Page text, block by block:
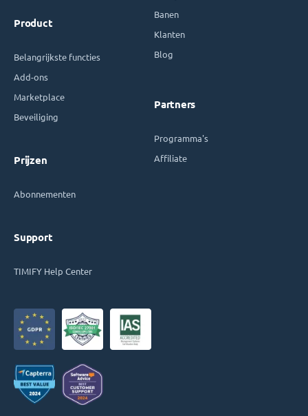
Product
Belangrijkste functies
Add-ons
Marketplace
Beveiliging
Prijzen
Abonnementen
Support
TIMIFY Help Center
Banen
Klanten
Blog
Partners
Programma's
Affiliate